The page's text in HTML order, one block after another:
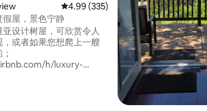
平均评分 4.99 分（满分 5 分），共
4.99 (335)
屋，景色宁静
设计树屋，可欣赏令人
或者如果您想爬上一艘
h/luxury-